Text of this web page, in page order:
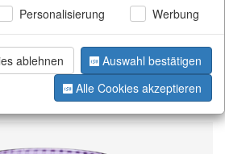
1 von 33 Artikel
Personalisierung Werbung
ablehnen
Auswahl bestätigen
Alle Cookies akzeptieren